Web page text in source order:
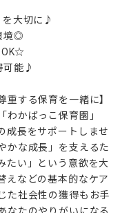
を大切に♪
境◎
OK☆
可能♪
重する保育を一緒に】
わかばっこ保育園」
成長をサポートしませ
かな成長」を支えるた
たい」という意欲を大
えなどの基本的なケア
た社会性の獲得もお手